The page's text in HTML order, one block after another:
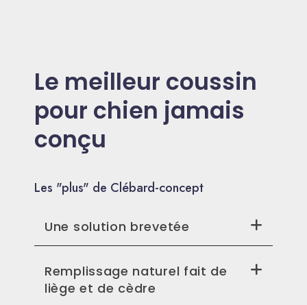
Le meilleur coussin
pour chien jamais
conçu
Les "plus" de Clébard-concept
Une solution brevetée
Remplissage naturel fait de
liège et de cèdre